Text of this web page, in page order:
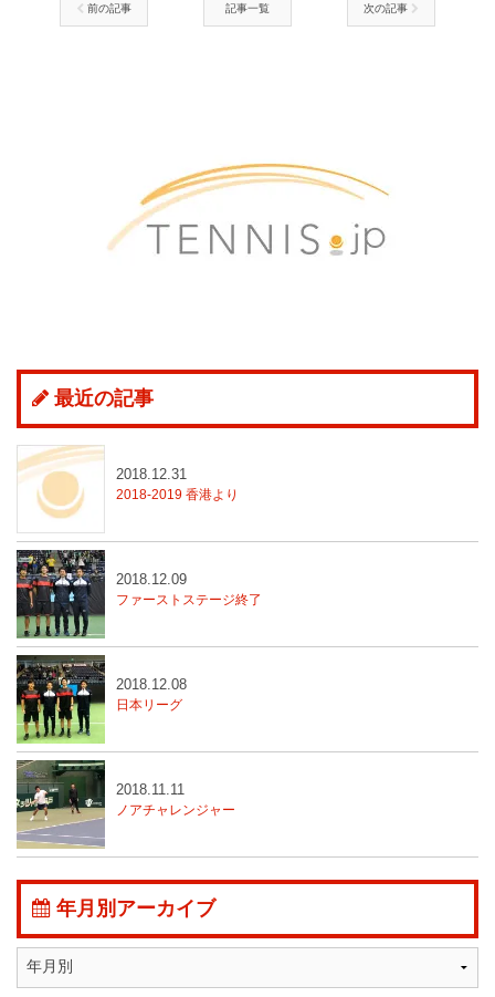
前の記事 記事一覧 次の記事
最近の記事
2018-2019 香港より
2018.12.31
ファーストステージ終了
2018.12.09
日本リーグ
2018.12.08
ノアチャレンジャー
2018.11.11
年月別アーカイブ